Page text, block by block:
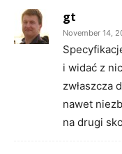
gt
November 14,
i widać z
zwłaszcza
nawet
na drugi